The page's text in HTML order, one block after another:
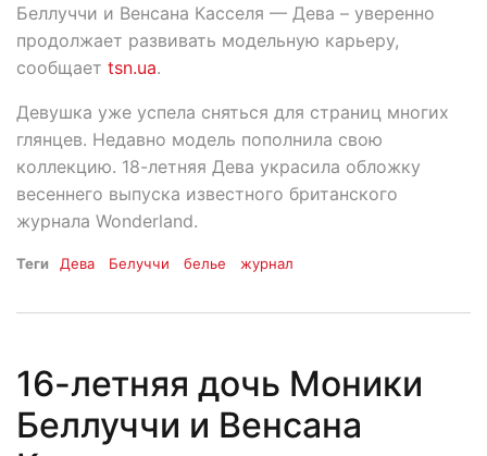
Беллуччи и Венсана Касселя — Дева – уверенно
продолжает развивать модельную карьеру,
сообщает tsn.ua.
Девушка уже успела сняться для страниц многих
глянцев. Недавно модель пополнила свою
коллекцию. 18-летняя Дева украсила обложку
весеннего выпуска известного британского
журнала Wonderland.
Теги Дева Белуччи белье журнал
16-летняя дочь Моники
Беллуччи и Венсана